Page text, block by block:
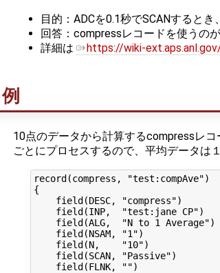
目的：ADCを0.1秒でSCANすると
回答：compressレコードを使うの
詳細は
https://wiki-
例
10点のデータから計算するcompressレ
ごとにプロセスするので、平均データは
record(compress, "test:compAve")
{
    field(DESC, "compress")
    field(INP,  "test:jane CP")
    field(ALG,  "N to 1 Average")
    field(NSAM, "1")
    field(N,    "10")
    field(SCAN, "Passive")
    field(FLNK, "")